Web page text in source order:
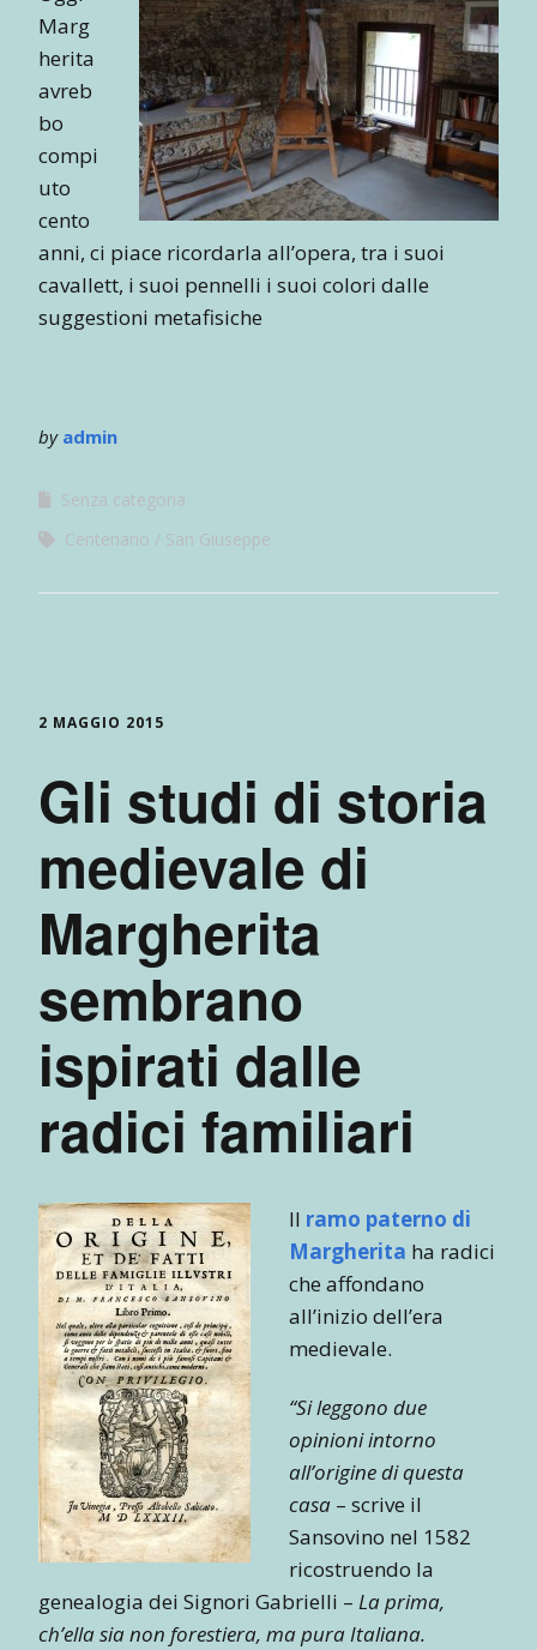
Marg
herita
avreb
bo
compi
uto
cento
anni, ci piace ricordarla all’opera, tra i suoi
cavallett, i suoi pennelli i suoi colori dalle
suggestioni metafisiche
by admin
Senza categoria
Centenario
San Giuseppe
2 MAGGIO 2015
Gli studi di storia
medievale di
Margherita
sembrano
ispirati dalle
radici familiari
Il ramo paterno di
Margherita ha radici
che affondano
all’inizio dell’era
medievale.
“Si leggono due
opinioni intorno
all’origine di questa
casa – scrive il
Sansovino nel 1582
ricostruendo la
genealogia dei Signori Gabrielli – La prima,
ch’ella sia non forestiera, ma pura Italiana.